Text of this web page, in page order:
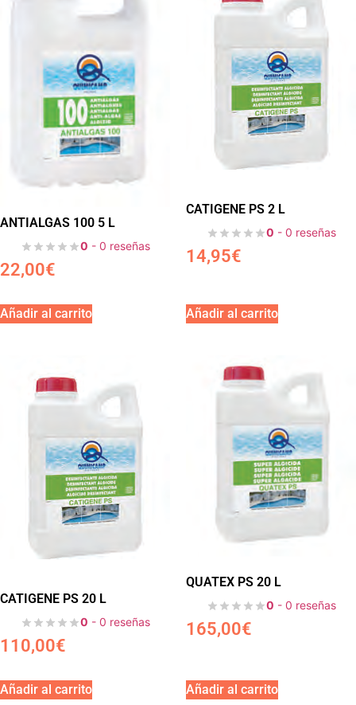
ANTIALGAS 100 5 L
0 - 0 reseñas
22,00€
Añadir al carrito
CATIGENE PS 2 L
0 - 0 reseñas
14,95€
Añadir al carrito
CATIGENE PS 20 L
0 - 0 reseñas
110,00€
Añadir al carrito
QUATEX PS 20 L
0 - 0 reseñas
165,00€
Añadir al carrito